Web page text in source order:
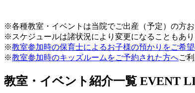
※各種教室・イベントは当院でご出産（予定）の方
※スケジュールは諸状況により変更になることもあ
※教室参加時の保育士によるお子様の預かりをご希
※教室参加時のキッズルームをご予約された方へご
教室・イベント紹介一覧 EVENT